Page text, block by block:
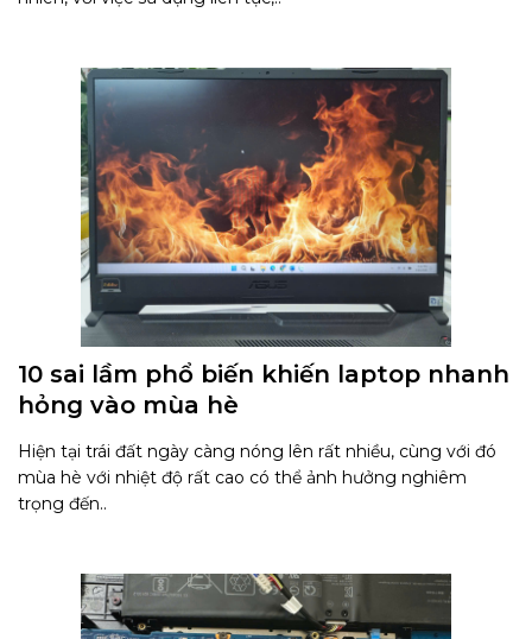
10 sai lầm phổ biến khiến laptop nhanh
hỏng vào mùa hè
Hiện tại trái đất ngày càng nóng lên rất nhiều, cùng với đó
mùa hè với nhiệt độ rất cao có thể ảnh hưởng nghiêm
trọng đến..